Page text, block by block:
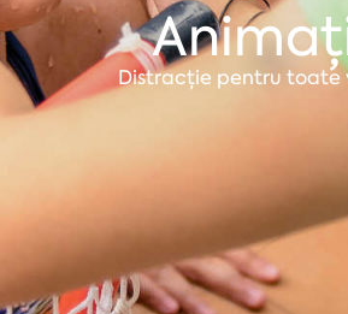
Distracție pentru toate